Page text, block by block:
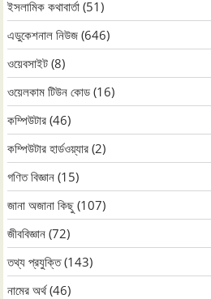
ইসলামিক কথাবার্তা (51)
এডুকেশনাল নিউজ (646)
ওয়েবসাইট (8)
ওয়েলকাম টিউন কোড (16)
কম্পিউটার (46)
কম্পিউটার হার্ডওয়্যার (2)
গণিত বিজ্ঞান (15)
জানা অজানা কিছু (107)
জীববিজ্ঞান (72)
তথ্য প্রযুক্তি(143)
নামের অর্থ(46)